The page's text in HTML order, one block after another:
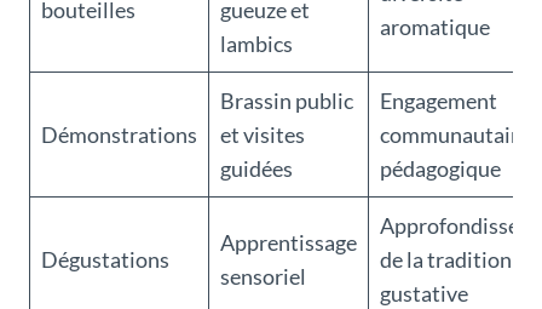
bouteilles
gueuze et
lambics
aromatique
Démonstrations
Brassin public
et visites
guidées
Engagement
communautaire
pédagogique
Dégustations
Apprentissage
sensoriel
de la tradition
gustative